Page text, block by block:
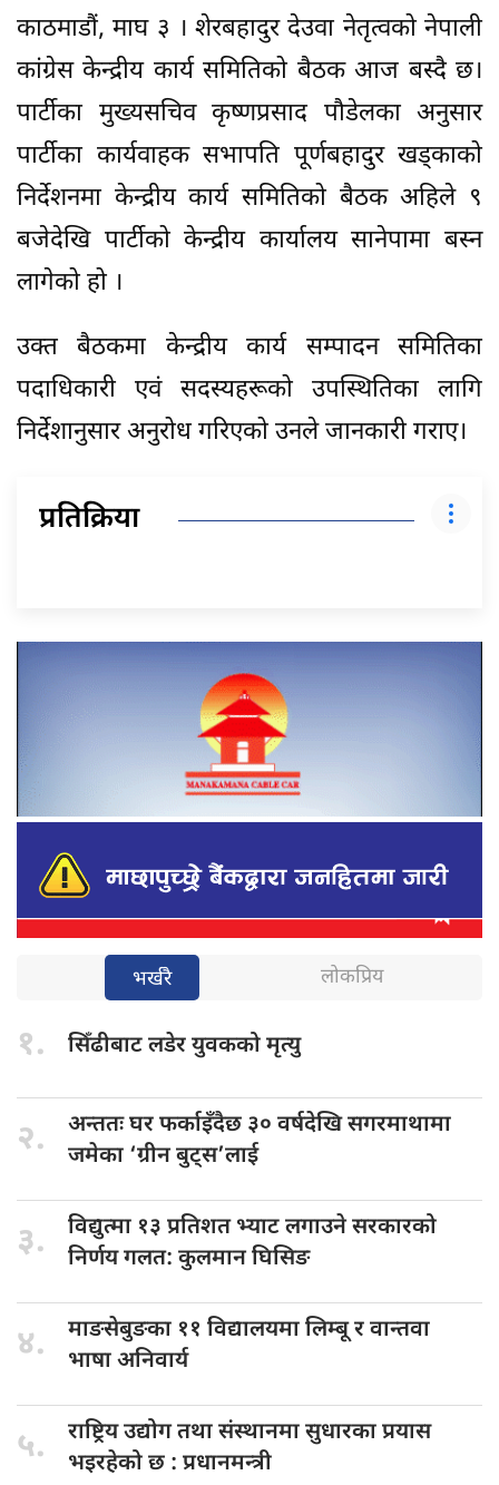
काठमाडौं, माघ ३ । शेरबहादुर देउवा नेतृत्वको नेपाली
कांग्रेस केन्द्रीय कार्य समितिको बैठक आज बस्दै छ।
पार्टीका मुख्यसचिव कृष्णप्रसाद पौडेलका अनुसार
पार्टीका कार्यवाहक सभापति पूर्णबहादुर खड्काको
निर्देशनमा केन्द्रीय कार्य समितिको बैठक अहिले ९
बजेदेखि पार्टीको केन्द्रीय कार्यालय सानेपामा बस्न
लागेको हो ।
उक्त बैठकमा केन्द्रीय कार्य सम्पादन समितिका
पदाधिकारी एवं सदस्यहरूको उपस्थितिका लागि
निर्देशानुसार अनुरोध गरिएको उनले जानकारी गराए।
प्रतिक्रिया
भर्खरै लोकप्रिय
१. सिँढीबाट लडेरयुवकको मृत्यु
२. अन्ततः घरफर्काइँदैछ ३० वर्षदेखि सगरमाथामा
जमेका ‘ग्रीन बुट्स’लाई
३. विद्युत्मा १३ प्रतिशत भ्याट लगाउने सरकारको
निर्णय गलत: कुलमान घिसिङ
४. माङसेबुङका ११ विद्यालयमा लिम्बू र वान्तवा
भाषा अनिवार्य
५. राष्ट्रिय उद्योगतथा संस्थानमा सुधारका प्रयास
भइरहेको छ : प्रधानमन्त्री